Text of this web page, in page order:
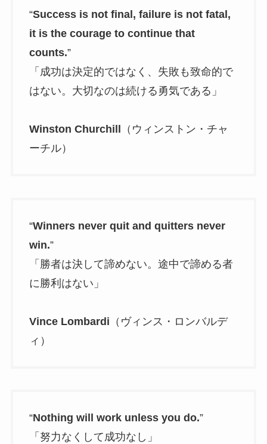
“Success is not final, failure is not fatal,
it is the courage to continue that
counts.”
「成功は決定的ではなく、失敗も致命的で
はない。大切なのは続ける勇気である」
Winston Churchill
（ウィンストン・チャ
ーチル）
“Winners never quit and quitters never
win.”
「勝者は決して諦めない。途中で諦める者
に勝利はない」
Vince Lombardi （ヴィンス・ロンバルデ
ィ）
“Nothing will work unless you do.”
「努力なくして成功なし」